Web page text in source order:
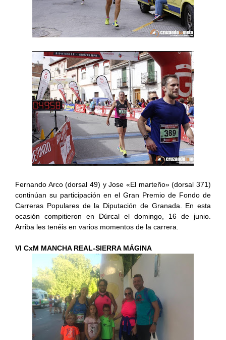
Fernando Arco (dorsal 49) y Jose «El marteño» (dorsal 371)
continúan su participación en el Gran Premio de Fondo de
Carreras Populares de la Diputación de Granada. En esta
ocasión compitieron en Dúrcal el domingo, 16 de junio.
Arriba les tenéis en varios momentos de la carrera.
VI CxM MANCHA REAL-SIERRA MÁGINA